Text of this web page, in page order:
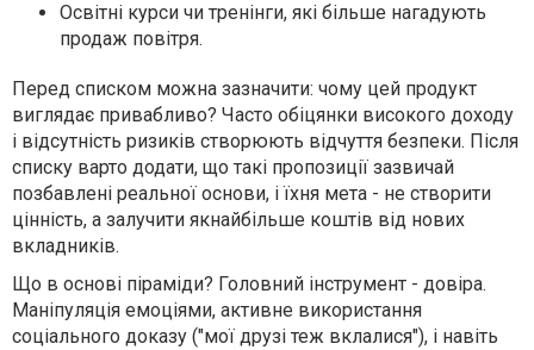
Освітні курси чи тренінги, які більше нагадують
продаж повітря.
Перед списком можна зазначити: чому цей продукт
виглядає привабливо? Часто обіцянки високого доходу
і відсутність ризиків створюють відчуття безпеки. Після
списку варто додати, що такі пропозиції зазвичай
позбавлені реальної основи, і їхня мета - не створити
цінність, а залучити якнайбільше коштів від нових
вкладників.
Що в основі піраміди? Головний інструмент - довіра.
Маніпуляція емоціями, активне використання
соціального доказу ("мої друзі теж вклалися"), і навіть